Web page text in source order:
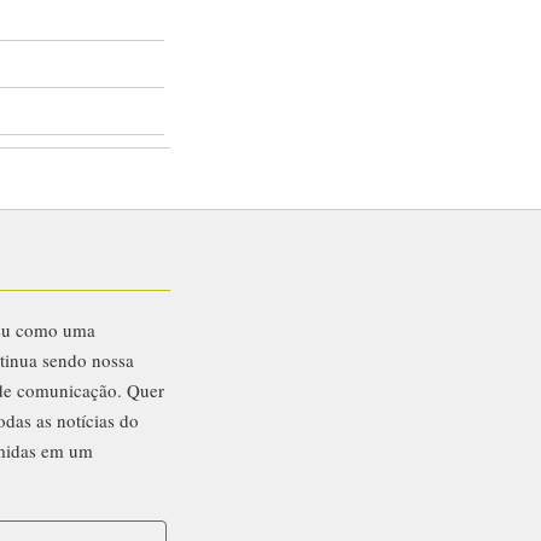
como uma
sendo nossa
comunicação. Quer
as notícias do
em um